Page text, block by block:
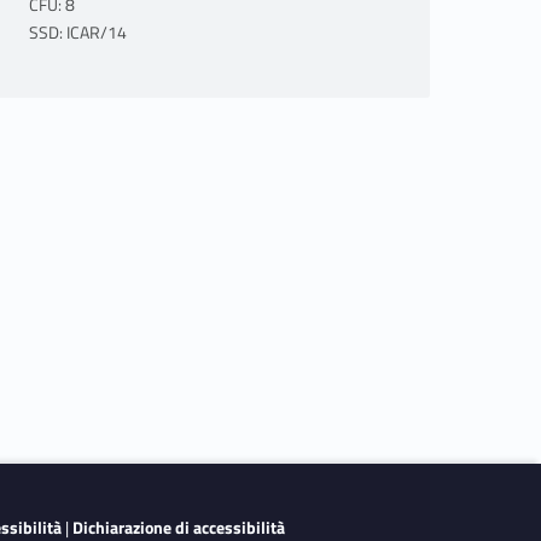
SSD: ICAR/14
|Dichiarazione di accessibilità